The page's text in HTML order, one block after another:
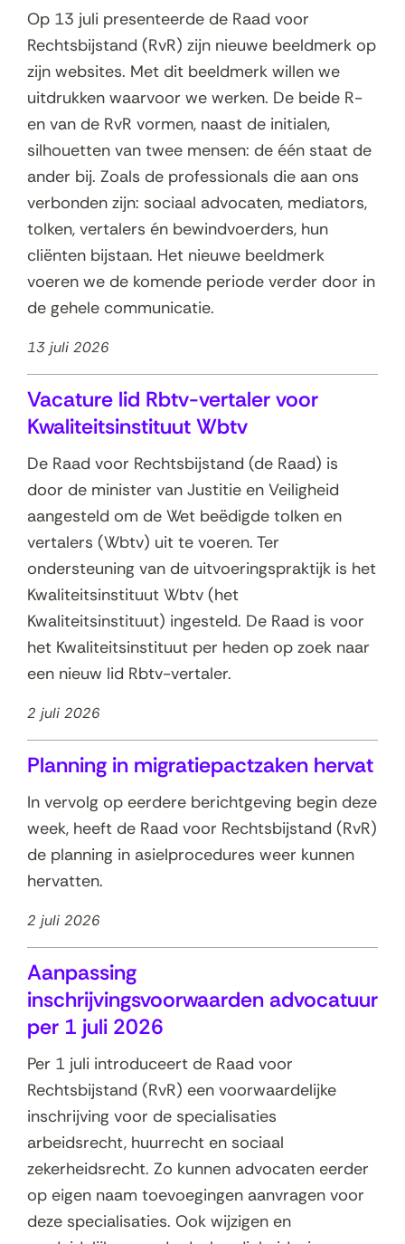
Op 13 juli presenteerde de Raad voor
Rechtsbijstand (RvR) zijn nieuwe beeldmerk op
zijn websites. Met dit beeldmerk willen we
uitdrukken waarvoor we werken. De beide R-
en van de RvR vormen, naast de initialen,
silhouetten van twee mensen: de één staat de
ander bij. Zoals de professionals die aan ons
verbonden zijn: sociaal advocaten, mediators,
tolken, vertalers én bewindvoerders, hun
cliënten bijstaan. Het nieuwe beeldmerk
voeren we de komende periode verder door in
de gehele communicatie.
13 juli 2026
Vacature lid Rbtv-vertaler voor
Kwaliteitsinstituut Wbtv
De Raad voor Rechtsbijstand (de Raad) is
door de minister van Justitie en Veiligheid
aangesteld om de Wet beëdigde tolken en
vertalers (Wbtv) uit te voeren. Ter
ondersteuning van de uitvoeringspraktijk is het
Kwaliteitsinstituut Wbtv (het
Kwaliteitsinstituut) ingesteld. De Raad is voor
het Kwaliteitsinstituut per heden op zoek naar
een nieuw lid Rbtv-vertaler.
2 juli 2026
Planning in migratiepactzaken hervat
In vervolg op eerdere berichtgeving begin deze
week, heeft de Raad voor Rechtsbijstand (RvR)
de planning in asielprocedures weer kunnen
hervatten.
2 juli 2026
Aanpassing
inschrijvingsvoorwaarden advocatuur
per 1 juli 2026
Per 1 juli introduceert de Raad voor
Rechtsbijstand (RvR) een voorwaardelijke
inschrijving voor de specialisaties
arbeidsrecht, huurrecht en sociaal
zekerheidsrecht. Zo kunnen advocaten eerder
op eigen naam toevoegingen aanvragen voor
deze specialisaties. Ook wijzigen en